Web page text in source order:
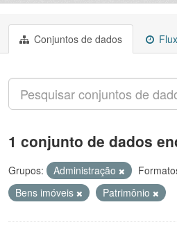
Conjuntos de dados
1 conjunto de dados
Grupos: Administração
Bens imóveis
Patrimônio